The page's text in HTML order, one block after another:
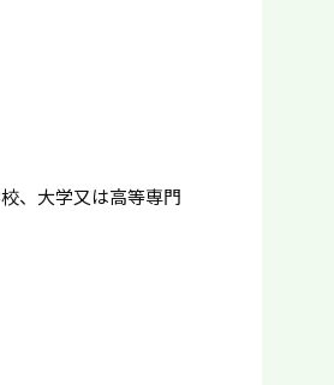
、大学又は高等専門